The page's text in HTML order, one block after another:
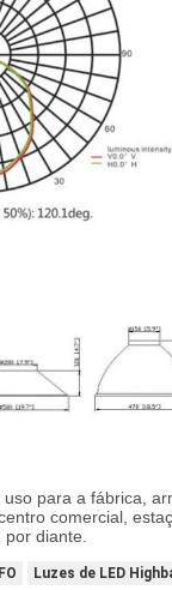
para a fábrica,
comercial,
diante.
Luzes de LED